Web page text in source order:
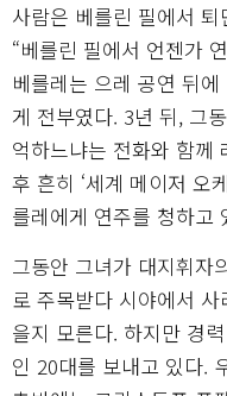
사람은 베를린 필에서
“베를린 필에서 언젠가
베를레는 으레 공연 뒤
게 전부였다. 3년 뒤, 그
억하느냐는 전화와 함께
후 흔히 ‘세계 메이저 오
를레에게 연주를 청하고
그동안 그녀가 대지휘자
로 주목받다 시야에서
을지 모른다. 하지만 경
인 20대를 보내고 있다.